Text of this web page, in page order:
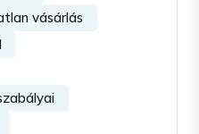
vásárlás